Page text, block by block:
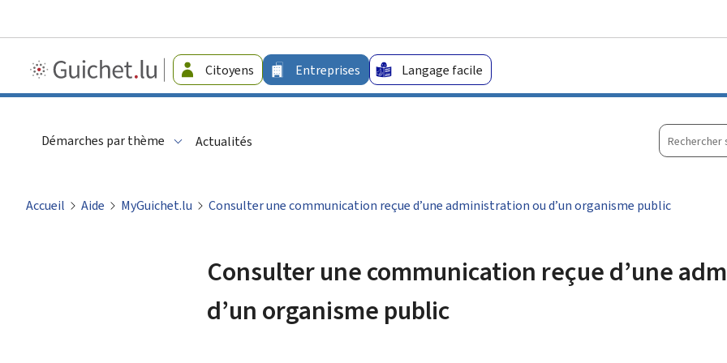
Guichet.lu
-
Citoyens Entreprises Langage facile
Démarches par thème Actualités
sur
site
Accueil Aide MyGuichet.lu Consulter une communication reçue d’une administration ou d’un organisme public
Consulter une communication reçue d’une
d’un organisme public